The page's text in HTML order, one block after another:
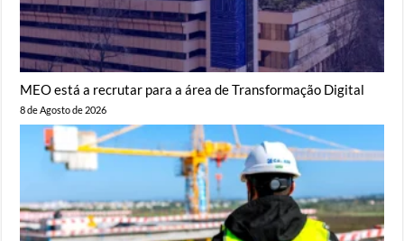
MEO está a recrutar para a área de Transformação Digital
8 de Agosto de 2026